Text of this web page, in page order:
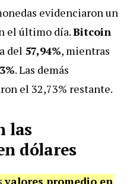
evidenciaron un
el último día.Bitcoin
del 57,94%, mientras
. Las demás
el 32,73% restante.
las
dólares
valores promedio en